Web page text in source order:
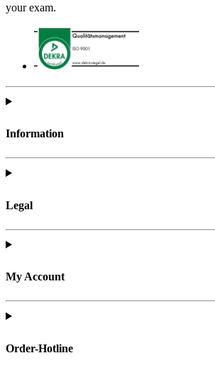
your exam.
Information
Legal
My Account
Order-Hotline